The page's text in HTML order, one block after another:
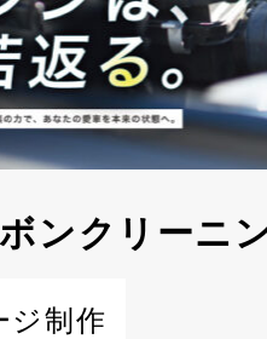
ンクリーニ
ジ制作